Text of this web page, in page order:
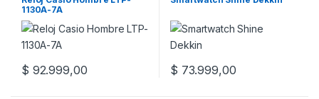
1130A-7A
$ 92.999,00 $ 73.999,00